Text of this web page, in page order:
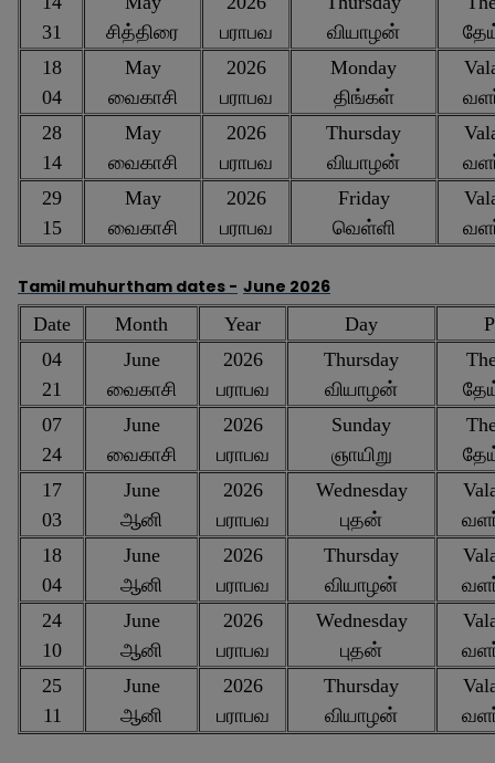
31
சித்திரை
பராபவ
வியாழன்
18
04
May
வைகாசி
2026
பராபவ
Monday
திங்கள்
28
14
May
வைகாசி
2026
பராபவ
Thursday
வியாழன்
29
15
May
வைகாசி
2026
பராபவ
Friday
வெள்ளி
Tamil muhurtham dates - June 2026
Date
Month Year Day
04
21
June
வைகாசி
2026
பராபவ
Thursday
வியாழன்
07
24
June
வைகாசி
2026
பராபவ
Sunday
ஞாயிறு
17
03
June
ஆனி
2026
பராபவ
Wednesday
புதன்
18
04
June
ஆனி
2026
பராபவ
Thursday
வியாழன்
24
10
June
ஆனி
2026
பராபவ
Wednesday
புதன்
25
11
June
ஆனி
2026
பராபவ
Thursday
வியாழன்